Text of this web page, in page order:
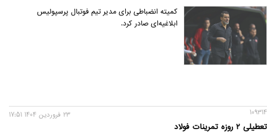
کمیته انضباطی برای مدیر تیم فوتبال پرسپولیس
ابلاغیه‌ای صادر کرد.
109314
تعطیلی ۲ روزه تمرینات فولاد
23 فروردين 1404 17:51